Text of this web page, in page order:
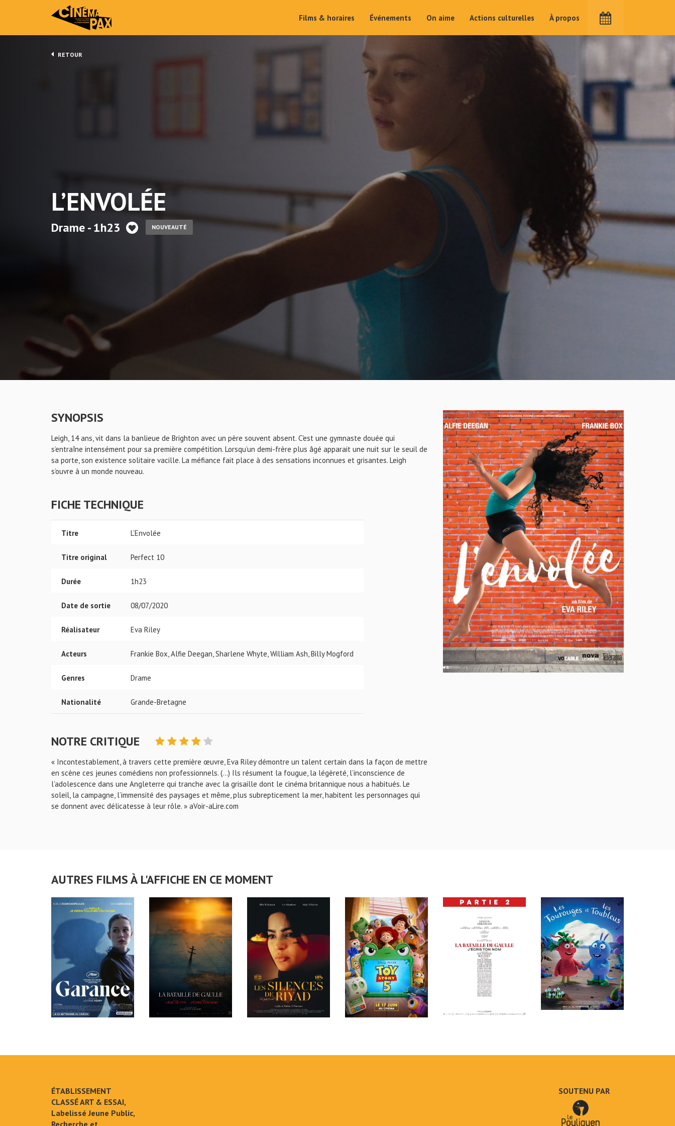
Films & horaires Événements On aime Actions culturelles À propos
RETOUR
L’ENVOLÉE
Drame - 1h23 NOUVEAUTÉ
SYNOPSIS
Leigh, 14 ans, vit dans la banlieue de Brighton avec un père souvent absent. C'est une gymnaste douée qui
s’entraîne intensément pour sa première compétition. Lorsqu’un demi-frère plus âgé apparait une nuit sur le seuil de
sa porte, son existence solitaire vacille. La méfiance fait place à des sensations inconnues et grisantes. Leigh
s’ouvre à un monde nouveau.
FICHE TECHNIQUE
Titre L’Envolée
Titre original Perfect 10
Durée 1h23
Date de sortie 08/07/2020
Réalisateur Eva Riley
Acteurs Frankie Box, Alfie Deegan, Sharlene Whyte, William Ash, Billy Mogford
Genres Drame
Nationalité Grande-Bretagne
NOTRE CRITIQUE
« Incontestablement, à travers cette première œuvre, Eva Riley démontre un talent certain dans la façon de mettre
en scène ces jeunes comédiens non professionnels. (...) Ils résument la fougue, la légèreté, l’inconscience de
l’adolescence dans une Angleterre qui tranche avec la grisaille dont le cinéma britannique nous a habitués. Le
soleil, la campagne, l’immensité des paysages et même, plus subrepticement la mer, habitent les personnages qui
se donnent avec délicatesse à leur rôle. » aVoir-aLire.com
AUTRES FILMS À L'AFFICHE EN CE MOMENT
ÉTABLISSEMENT
CLASSÉ ART & ESSAI,
Labelissé Jeune Public,
SOUTENU PAR